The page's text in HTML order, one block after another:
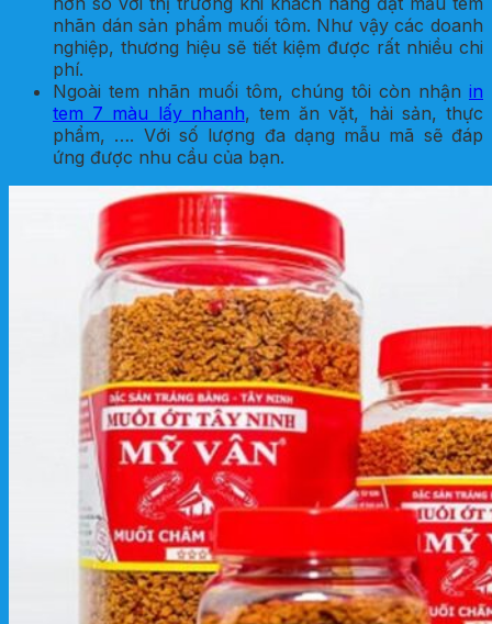
nhãn dán sản phẩm muối tôm. Như vậy các doanh
nghiệp, thương hiệu sẽ tiết kiệm được rất nhiều chi
phí.
Ngoài tem nhãn muối tôm, chúng tôi còn nhận in
tem 7 màu lấy nhanh, tem ăn vặt, hải sản, thực
phẩm, …. Với số lượng đa dạng mẫu mã sẽ đáp
ứng được nhu cầu của bạn.